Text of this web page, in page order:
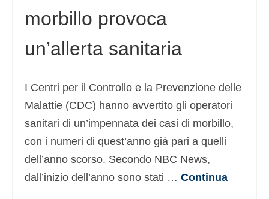
morbillo provoca
un’allerta sanitaria
I Centri per il Controllo e la Prevenzione delle
Malattie (CDC) hanno avvertito gli operatori
sanitari di un’impennata dei casi di morbillo,
con i numeri di quest’anno già pari a quelli
dell’anno scorso. Secondo NBC News,
dall’inizio dell’anno sono stati … Continua